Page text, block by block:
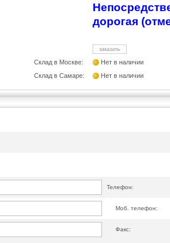
дорогая
заказать
Склад в Москве:
Нет в наличии
Склад в Самаре:
Нет в наличии
Телефон:
Моб. телефон:
Факс: